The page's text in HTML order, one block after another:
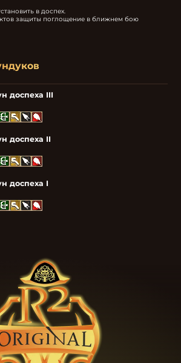
в доспех.
защиты поглощение в ближнем бою
доспеха III
доспеха II
доспеха I